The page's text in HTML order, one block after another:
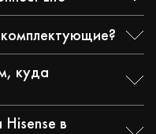
куда
Hisense в